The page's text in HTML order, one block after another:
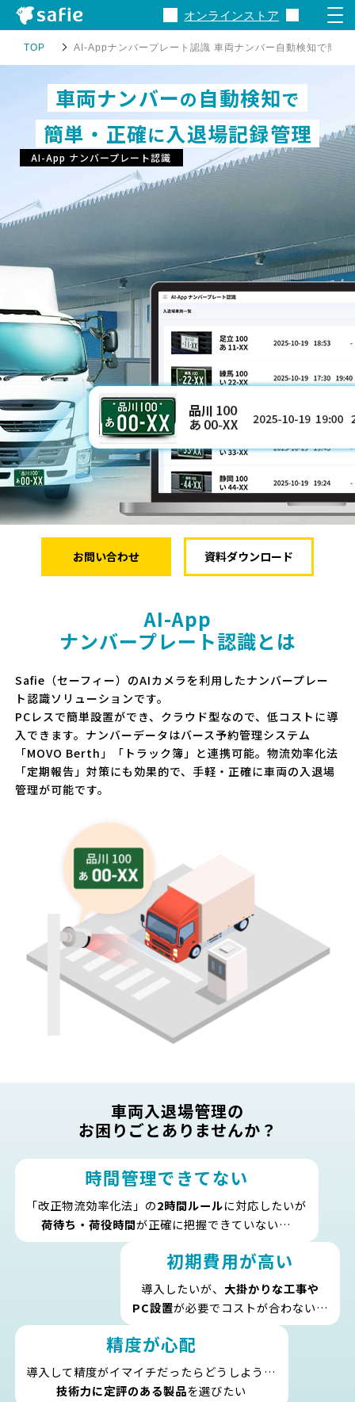
オンラインストア
製品・サービス
料金
事例
関連資料
サポート
お問い合わせ Safie資料3点セット
TOP AI-Appナンバープレート認識 車両ナンバー自動検知で簡単
AI-App ナンバープレート認識
車両ナンバーの 自動検知で
簡単・正確に入退場記録管理
AI-App
ナンバープレート認識とは
Safie（セーフィー）のAIカメラを利用したナンバープレー
ト認識ソリューションです。
PCレスで簡単設置ができ、クラウド型なので、低コストに導
入できます。ナンバーデータはバース予約管理システム
「MOVO Berth」「トラック簿」と連携可能。物流効率化法
「定期報告」対策にも効果的で、手軽・正確に車両の入退場
管理が可能です。
お問い合わせ 資料ダウンロード
車両入退場管理の
お困りごとありませんか？
時間管理できてない
「改正物流効率化法」の2時間ルールに対応したいが
荷待ち・荷役時間が正確に把握できていない…
初期費用が高い
導入したいが、 大掛かりな工事や
PC設置が必要でコストが合わない…
精度が心配
導入して精度がイマイチだったらどうしよう…
技術力に定評のある製品を選びたい